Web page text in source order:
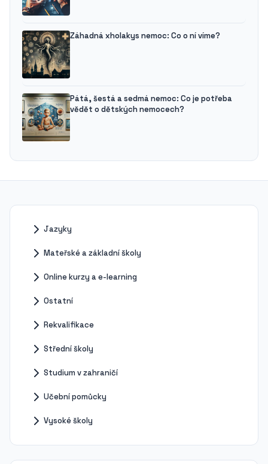
Záhadná xholakys nemoc: Co o ní víme?
Pátá, šestá a sedmá nemoc: Co je potřeba
vědět o dětských nemocech?
Jazyky
Mateřské a základní školy
Online kurzy a e-learning
Ostatní
Rekvalifikace
Střední školy
Studium v zahraničí
Učební pomůcky
Vysoké školy